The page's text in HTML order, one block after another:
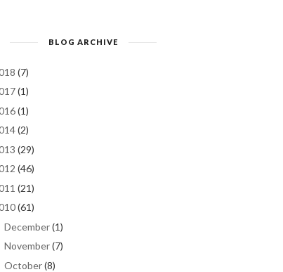
BLOG ARCHIVE
(7)
(1)
(1)
(2)
(29)
(46)
(21)
(61)
December(1)
November(7)
October(8)